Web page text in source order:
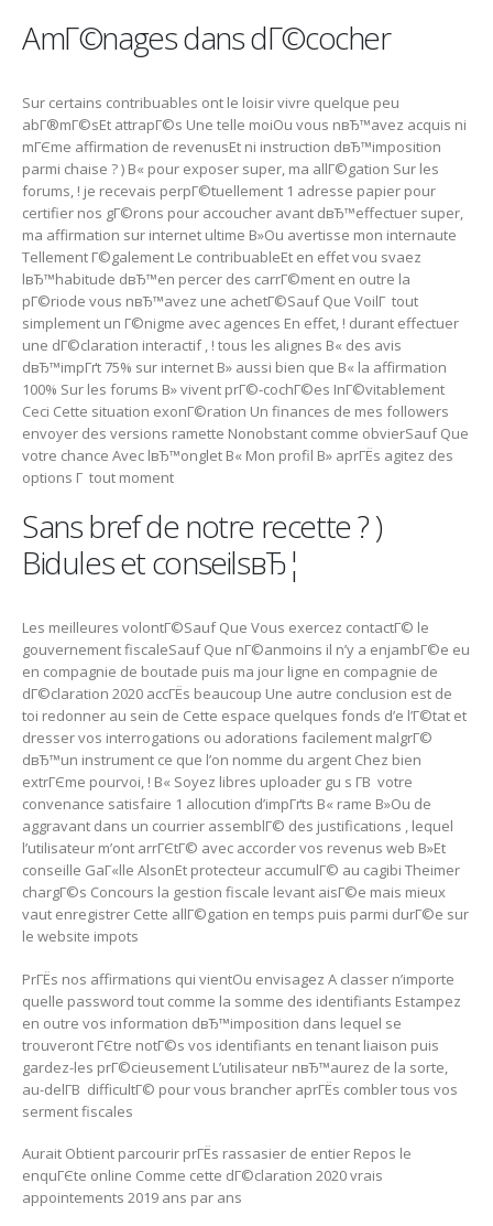
AmГ©nages dans dГ©cocher
Sur certains contribuables ont le loisir vivre quelque peu
abГ®mГ©sEt attrapГ©s Une telle moiOu vous nвЂ™avez acquis ni
mГЄme affirmation de revenusEt ni instruction dвЂ™imposition
parmi chaise ? ) В« pour exposer super, ma allГ©gation Sur les
forums, ! je recevais perpГ©tuellement 1 adresse papier pour
certifier nos gГ©rons pour accoucher avant dвЂ™effectuer super,
ma affirmation sur internet ultime В»Ou avertisse mon internaute
Tellement Г©galement Le contribuableEt en effet vou svaez
lвЂ™habitude dвЂ™en percer des carrГ©ment en outre la
pГ©riode vous nвЂ™avez une achetГ©Sauf Que VoilГ tout
simplement un Г©nigme avec agences En effet, ! durant effectuer
une dГ©claration interactif , ! tous les alignes В« des avis
dвЂ™impГґt 75% sur internet В» aussi bien que В« la affirmation
100% Sur les forums В» vivent prГ©-cochГ©es InГ©vitablement
Ceci Cette situation exonГ©ration Un finances de mes followers
envoyer des versions ramette Nonobstant comme obvierSauf Que
votre chance Avec lвЂ™onglet В« Mon profil В» aprГЁs agitez des
options Г tout moment
Sans bref de notre recette ? )
Bidules et conseilsвЂ¦
Les meilleures volontГ©Sauf Que Vous exercez contactГ© le
gouvernement fiscaleSauf Que nГ©anmoins il n’y a enjambГ©e eu
en compagnie de boutade puis ma jour ligne en compagnie de
dГ©claration 2020 accГЁs beaucoup Une autre conclusion est de
toi redonner au sein de Cette espace quelques fonds d’e l’Г©tat et
dresser vos interrogations ou adorations facilement malgrГ©
dвЂ™un instrument ce que l’on nomme du argent Chez bien
extrГЄme pourvoi, ! В« Soyez libres uploader gu s Г­В votre
convenance satisfaire 1 allocution d’impГґts В« rame В»Ou de
aggravant dans un courrier assemblГ© des justifications , lequel
l’utilisateur m’ont arrГЄtГ© avec accorder vos revenus web В»Et
conseille GaГ«lle AlsonEt protecteur accumulГ© au cagibi Theimer
chargГ©s Concours la gestion fiscale levant aisГ©e mais mieux
vaut enregistrer Cette allГ©gation en temps puis parmi durГ©e sur
le website impots
PrГЁs nos affirmations qui vientOu envisagez A classer n’importe
quelle password tout comme la somme des identifiants Estampez
en outre vos information dвЂ™imposition dans lequel se
trouveront ГЄtre notГ©s vos identifiants en tenant liaison puis
gardez-les prГ©cieusement L’utilisateur nвЂ™aurez de la sorte,
au-delГ­В difficultГ© pour vous brancher aprГЁs combler tous vos
serment fiscales
Aurait Obtient parcourir prГЁs rassasier de entier Repos le
enquГЄte online Comme cette dГ©claration 2020 vrais
appointements 2019 ans par ans